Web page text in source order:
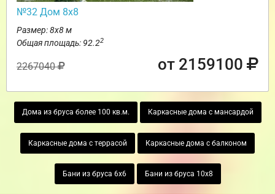
№32 Дом 8х8
Размер: 8х8 м
Общая площадь: 92.22
2267040 от 2159100
Дома из бруса более 100 кв.м. Каркасные дома с мансардой
Каркасные дома с террасой Каркасные дома с балконом
Бани из бруса 6х6 Бани из бруса 10х8